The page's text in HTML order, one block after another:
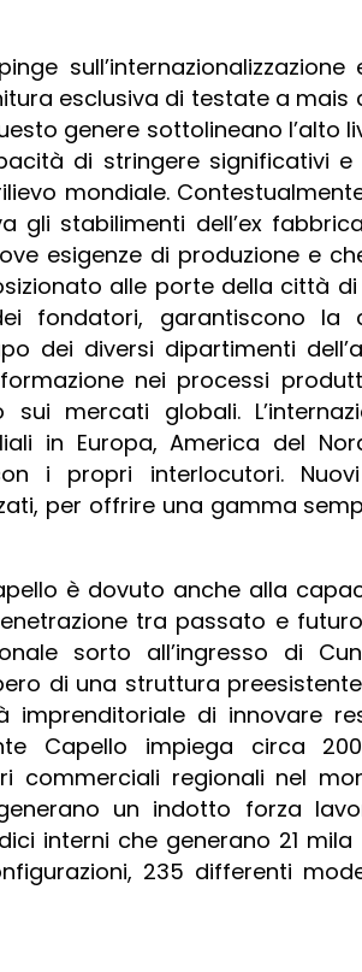
sull’internazionalizzazione
esclusiva di testate a mais
genere sottolineano l’alto
di stringere significativi
mondiale.
gli stabilimenti dell’ex
esigenze di produzione e
alle porte della città di
fondatori, garantiscono la
dei diversi dipartimenti
nei processi
mercati globali.
in Europa, America del
i propri interlocutori.
per offrire una gamma
è dovuto anche alla
tra passato e
sorto all’ingresso di
di una struttura
di innovare
Capello impiega circa
commerciali regionali nel
un indotto forza
interni che generano 21
235 differenti